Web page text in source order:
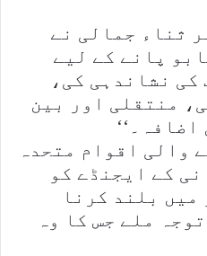
ثناء جمالی نے
پانے کے لیے
کی نشاندہی کی،
منتقلی اور بین
اضافہ۔‘‘
والی اقوام متحدہ
کے ایجنڈے کو
میں بلند کرنا
ملے جس کا وہ